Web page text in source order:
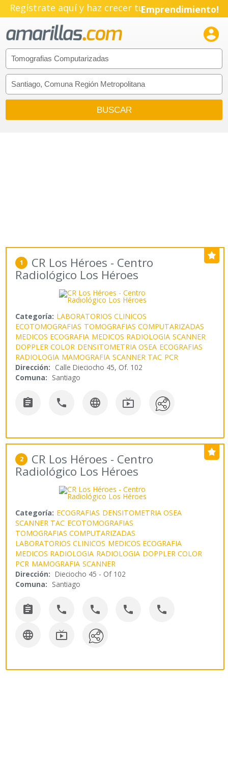
Regístrate aquí y haz crecer tuEmprendimiento!

1 CR Los Héroes - Centro
Radiológico Los Héroes
Categoría: LABORATORIOS CLINICOS
ECOTOMOGRAFIAS TOMOGRAFIAS COMPUTARIZADAS
MEDICOS ECOGRAFIA MEDICOS RADIOLOGIA SCANNER
DOPPLER COLOR DENSITOMETRIA OSEA ECOGRAFIAS
RADIOLOGIA MAMOGRAFIA SCANNER TAC PCR
Dirección: Calle Dieciocho 45, Of. 102
Comuna: Santiago
   
2 CR Los Héroes - Centro
Radiológico Los Héroes
Categoría: ECOGRAFIAS DENSITOMETRIA OSEA
SCANNER TAC ECOTOMOGRAFIAS
TOMOGRAFIAS COMPUTARIZADAS
LABORATORIOS CLINICOS MEDICOS ECOGRAFIA
MEDICOS RADIOLOGIA RADIOLOGIA DOPPLER COLOR
PCR MAMOGRAFIA SCANNER
Dirección: Dieciocho 45 - Of 102
Comuna: Santiago
    
 